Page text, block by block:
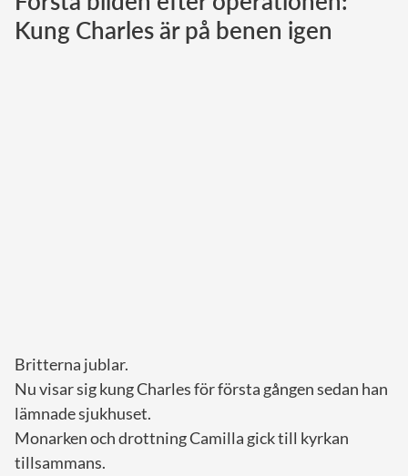
Norska kungahuset
Kung Charles är på benen igen
Britterna jublar.
Nu visar sig kung Charles för första gången sedan han
lämnade sjukhuset.
Monarken och drottning Camilla gick till kyrkan
tillsammans.